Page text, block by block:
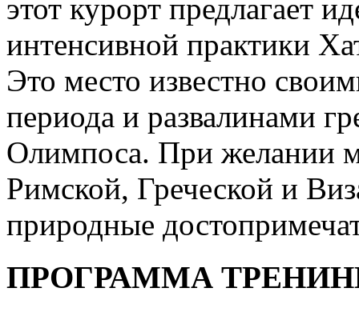
этот курорт предлагает
интенсивной практики
Это место известно
периода и развалинами
Олимпоса. При желании
Римской, Греческой и
природные
ПРОГРАММА